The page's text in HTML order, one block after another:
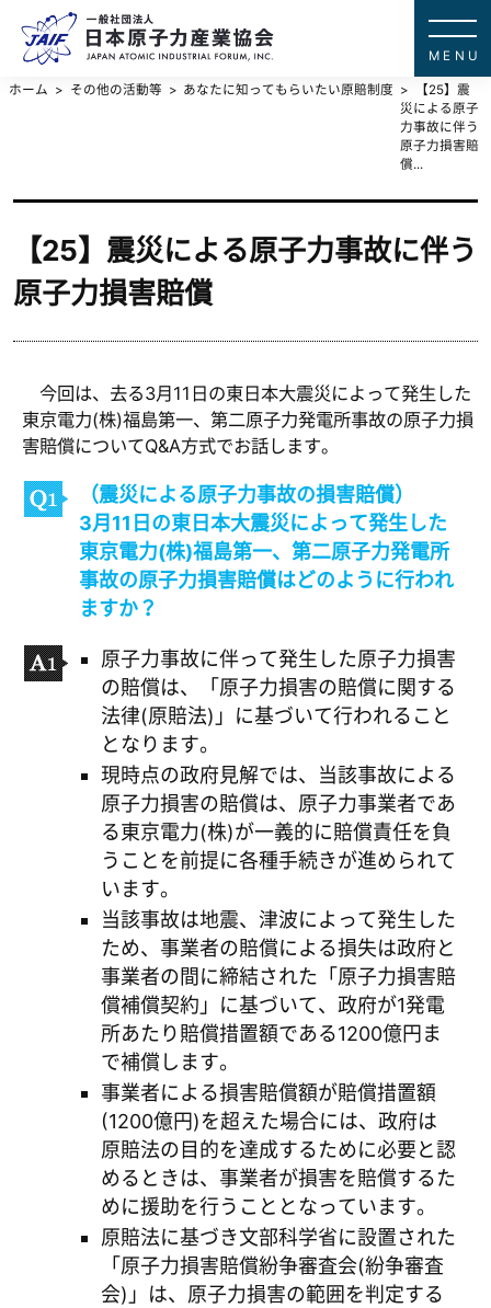
ホーム その他の活動等 あなたに知ってもらいたい原賠制度
【25】震
災による原子
力事故に伴う
原子力損害賠
償...
【25】震災による原子力事故に伴う
原子力損害賠償
今回は、去る3月11日の東日本大震災によって発生した
東京電力(株)福島第一、第二原子力発電所事故の原子力損
害賠償についてQ&A方式でお話します。
（震災による原子力事故の損害賠償）
3月11日の東日本大震災によって発生した
東京電力(株)福島第一、第二原子力発電所
事故の原子力損害賠償はどのように行われ
ますか？
原子力事故に伴って発生した原子力損害
の賠償は、「原子力損害の賠償に関する
法律(原賠法)」に基づいて行われること
となります。
現時点の政府見解では、当該事故による
原子力損害の賠償は、原子力事業者であ
る東京電力(株)が一義的に賠償責任を負
うことを前提に各種手続きが進められて
います。
当該事故は地震、津波によって発生した
ため、事業者の賠償による損失は政府と
事業者の間に締結された「原子力損害賠
償補償契約」に基づいて、政府が1発電
所あたり賠償措置額である1200億円ま
で補償します。
事業者による損害賠償額が賠償措置額
(1200億円)を超えた場合には、政府は
原賠法の目的を達成するために必要と認
めるときは、事業者が損害を賠償するた
めに援助を行うこととなっています。
原賠法に基づき文部科学省に設置された
「原子力損害賠償紛争審査会(紛争審査
会)」は、原子力損害の範囲を判定する